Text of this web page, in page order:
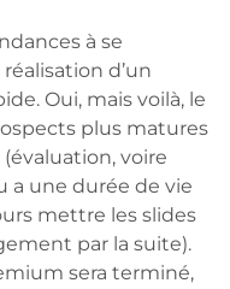
à se
d’un
Oui, mais voilà, le
plus matures
voire
a une durée de vie
mettre les slides
par la suite).
sera terminé,